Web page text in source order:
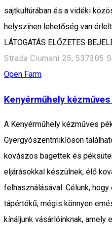
sajtkultúrában és a vidéki
helyszínen lehetőség van
LÁTOGATÁS ELŐZETES
Strada Ciumani 25, 537305
Open Farm
Kenyérműhely
A Kenyérműhely kézműves
Gyergyószentmiklóson
kovászos bagettek és
eljárásokkal készülnek, élő
felhasználásával. Célunk,
tápértékű, mégis könnyen
kínáljunk vásárlóinknak,